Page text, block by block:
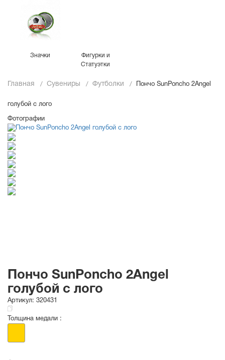
Значки
Фигурки и
Статуэтки
Главная Сувениры Футболки Пончо SunPoncho 2Angel
голубой с лого
Фотографии
Пончо SunPoncho 2Angel
голубой с лого
Артикул: 320431
Толщина медали :